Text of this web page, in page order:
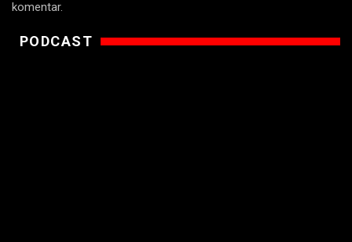
komentar.
PODCAST